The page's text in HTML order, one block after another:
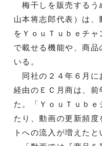
梅干しを販売するう
山本将志郎代表）は
をＹｏｕＴｕｂｅチャ
で載せる機能や、商品
いる。
同社の２４年６月に
経由のＥＣ月商は、前
た。「ＹｏｕＴｕｂｅ
たり、動画の更新頻度
トへの流入が増えたと